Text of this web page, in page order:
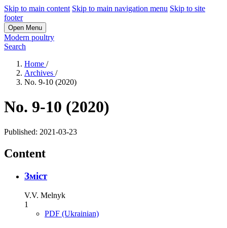
Skip to main content Skip to main navigation menu Skip to site
footer
Open Menu
Modern poultry
Search
Home /
Archives /
No. 9-10 (2020)
No. 9-10 (2020)
Published: 2021-03-23
Content
Зміст
V.V. Melnyk
1
PDF (Ukrainian)